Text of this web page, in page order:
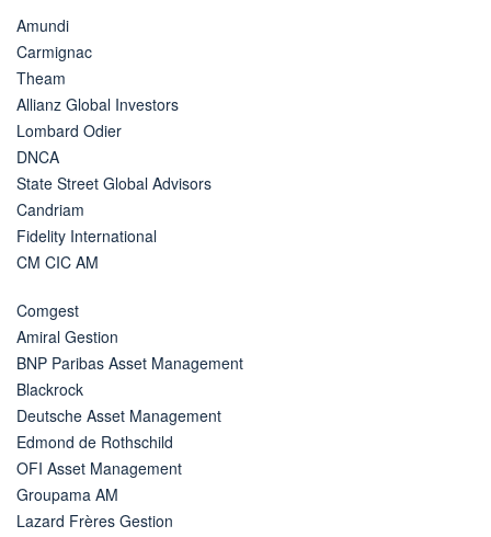
Amundi
Carmignac
Theam
Allianz Global Investors
Lombard Odier
DNCA
State Street Global Advisors
Candriam
Fidelity International
CM CIC AM
Comgest
Amiral Gestion
BNP Paribas Asset Management
Blackrock
Deutsche Asset Management
Edmond de Rothschild
OFI Asset Management
Groupama AM
Lazard Frères Gestion